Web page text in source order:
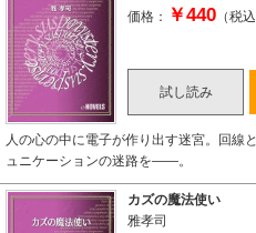
価格：
￥440 （税込
試し読み
人の心の中に電子が作り出す迷宮。回
ュニケーションの迷路を――。
カズの魔法使い
雅孝司